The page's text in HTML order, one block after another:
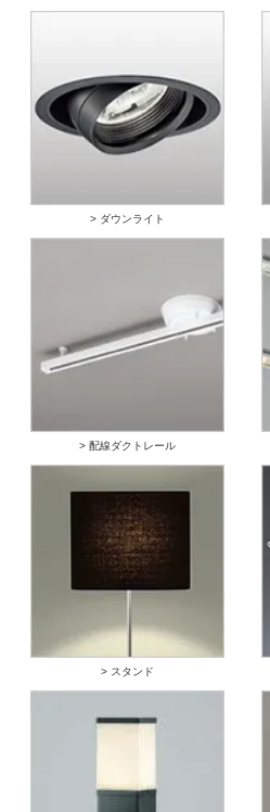
> ダウンライト
> 配線ダクトレール
> スタンド